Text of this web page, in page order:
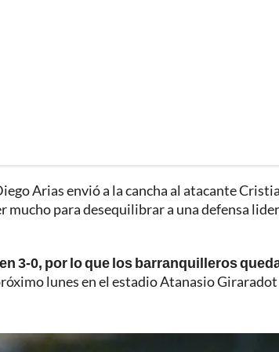
Arias envió a la cancha al atacante
para desequilibrar a una defensa
3-0, por lo que los barranquilleros
lunes en el estadio Atanasio